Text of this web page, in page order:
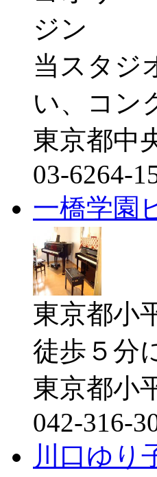
当スタジ
い、コン
東京都中
03-6264-
一橋学園
東京都小
徒歩５分
東京都小
042-316-
川口ゆり